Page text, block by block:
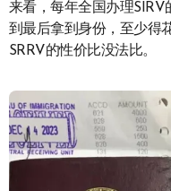
来看，每年全国办理SIRV
到最后拿到身份，至少得
SRRV的性价比没法比。